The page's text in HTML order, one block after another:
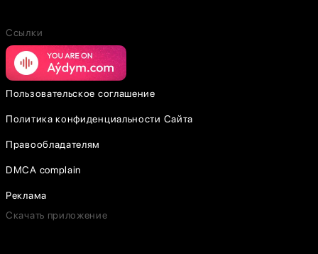
Ссылки
Пользовательское соглашение
Политика конфиденциальности Сайта
Правообладателям
DMCA complain
Реклама
Скачать приложение